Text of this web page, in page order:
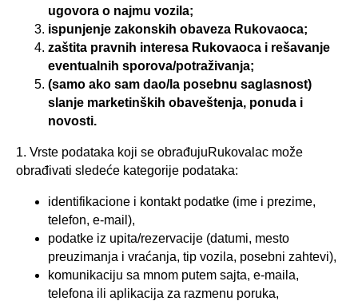
ugovora o najmu vozila;
ispunjenje zakonskih obaveza Rukovaoca;
zaštita pravnih interesa Rukovaoca i rešavanje
eventualnih sporova/potraživanja;
(samo ako sam dao/la posebnu saglasnost)
slanje marketinških obaveštenja, ponuda i
novosti.
1. Vrste podataka koji se obrađujuRukovalac može
obrađivati sledeće kategorije podataka:
identifikacione i kontakt podatke (ime i prezime,
telefon, e-mail),
podatke iz upita/rezervacije (datumi, mesto
preuzimanja i vraćanja, tip vozila, posebni zahtevi),
komunikaciju sa mnom putem sajta, e-maila,
telefona ili aplikacija za razmenu poruka,